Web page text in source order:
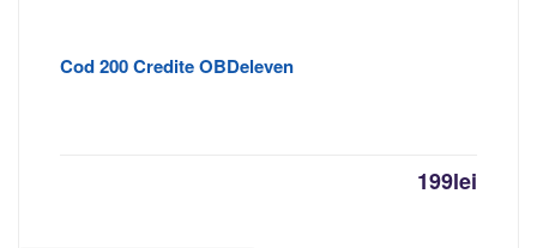
Cod 200 Credite OBDeleven
199lei